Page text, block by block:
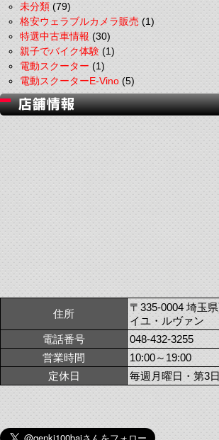
未分類(79)
格安ウェラブルカメラ販売(1)
特選中古車情報(30)
親子でバイク体験(1)
電動スクーター(1)
電動スクーターE-Vino(5)
住所
〒335-0004 埼玉
イユ・ルヴァン
電話番号
048-432-3255
営業時間
10:00～19:00
定休日
毎週月曜日・第3